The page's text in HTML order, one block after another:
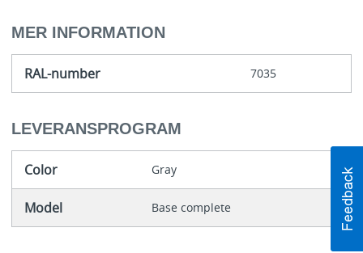
MER INFORMATION
RAL-number 7035
LEVERANSPROGRAM
Color Gray
Model Base complete